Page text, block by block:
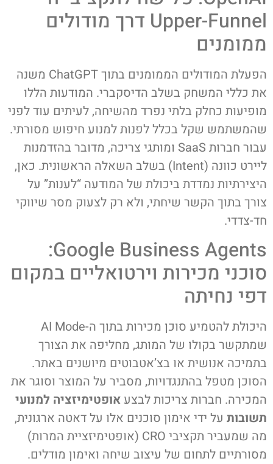
Upper-Funnel דרך מודולים
ממומנים
הפעלת המודולים הממומנים בתוך ChatGPT משנה
את כללי המשחק בשלב הדיסקברי. המודעות הללו
מופיעות כחלק בלתי נפרד מהשיחה, לעיתים עוד לפני
שהמשתמש שקל בכלל לפנות למנוע חיפוש מסורתי.
עבור חברות SaaS ומותגי צריכה, מדובר בהזדמנות
ליירט כוונה (Intent) בשלב השאלה הראשונית. כאן,
היצירתיות נמדדת ביכולת של המודעה “לענות” על
צורך בתוך הקשר שיחתי, ולא רק לצעוק מסר שיווקי
חד-צדדי.
Google Business Agents:
סוכני מכירות וירטואליים במקום
דפי נחיתה
היכולת להטמיע סוכן מכירות בתוך ה-AI Mode
שמתקשר בקולו של המותג, מחליפה את הצורך
בתמיכה אנושית או בצ’אטבוטים מיושנים באתר.
הסוכן מטפל בהתנגדויות, מסביר על המוצר וסוגר את
המכירה. חברות צריכות לבצעאופטימיזציה למנועי
תשובות על ידי אימון סוכנים אלו על דאטה ארגונית,
מה שמעביר תקציבי CRO (אופטימיזציית המרות)
מסורתיים לתחום של עיצוב שיחה ואימון מודלים.